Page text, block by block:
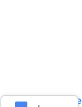
|Terms of Service